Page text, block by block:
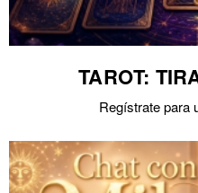
TAROT:
Regístrate para